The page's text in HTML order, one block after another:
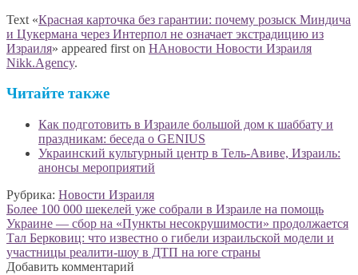
Text «Красная карточка без гарантии: почему розыск Миндича
и Цукермана через Интерпол не означает экстрадицию из
Израиля» appeared first on НАновости Новости Израиля
Nikk.Agency.
Читайте также
Как подготовить в Израиле большой дом к шаббату и
праздникам: беседа о GENIUS
Украинский культурный центр в Тель-Авиве, Израиль:
анонсы мероприятий
Рубрика: Новости Израиля
Навигация
по
записям
Предыдущая
запись:
Более 100 000 шекелей уже собрали в Израиле на помощь
Украине — сбор на «Пункты несокрушимости» продолжается
Следующая
запись:
Тал Берковиц: что известно о гибели израильской модели и
участницы реалити-шоу в ДТП на юге страны
Добавить комментарий